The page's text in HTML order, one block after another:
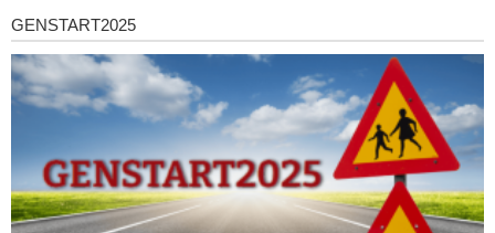
Genstart2025
GENSTART2025